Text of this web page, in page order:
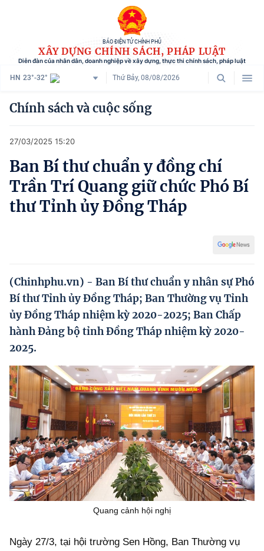
BÁO ĐIỆN TỬ CHÍNH PHỦ
XÂY DỰNG CHÍNH SÁCH, PHÁP LUẬT
Diễn đàn của nhân dân, doanh nghiệp về xây dựng, thực thi chính sách, pháp luật
HN 23°-32° Thứ Bảy, 08/08/2026
Danh mục
Tham vấn chính sách
Người dân góp ý
Phát triển kinh tế tư nhân và doanh nghiệp dân tộc
Ocop và chuỗi giá trị Nông sản
Kinh tế tư nhân
Doanh nghiệp dân tộc
Khác
Video
Photo
Chính sách và cuộc sống
27/03/2025 15:20
Ban Bí thư chuẩn y đồng chí
Trần Trí Quang giữ chức Phó Bí
thư Tỉnh ủy Đồng Tháp
(Chinhphu.vn) - Ban Bí thư chuẩn y nhân sự Phó
Bí thư Tỉnh ủy Đồng Tháp; Ban Thường vụ Tỉnh
ủy Đồng Tháp nhiệm kỳ 2020-2025; Ban Chấp
hành Đảng bộ tỉnh Đồng Tháp nhiệm kỳ 2020-
2025.
Quang cảnh hội nghị
Ngày 27/3, tại hội trường Sen Hồng, Ban Thường vụ